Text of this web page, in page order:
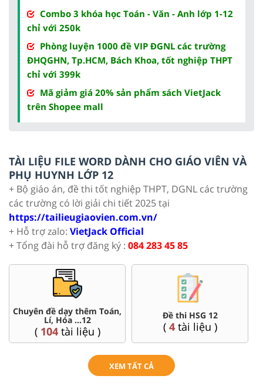
Combo 3 khóa học Toán - Văn - Anh lớp 1-12
chỉ với 250k
Phòng luyện 1000 đề VIP ĐGNL các trường
ĐHQGHN, Tp.HCM, Bách Khoa, tốt nghiệp THPT
chỉ với 399k
Mã giảm giá 20% sản phẩm sách VietJack
trên Shopee mall
TÀI LIỆU FILE WORD DÀNH CHO GIÁO VIÊN VÀ
PHỤ HUYNH LỚP 12
+ Bộ giáo án, đề thi tốt nghiệp THPT, DGNL các trường
các trường có lời giải chi tiết 2025 tại
https://tailieugiaovien.com.vn/
+ Hỗ trợ zalo: VietJack Official
+ Tổng đài hỗ trợ đăng ký : 084 283 45 85
Chuyên đề dạy thêm Toán,
Lí, Hóa ...12
( 104tài liệu )
Đề thi HSG 12
( 4tài liệu )
XEM TẤT CẢ